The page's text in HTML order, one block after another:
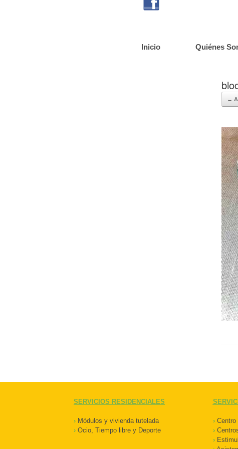
Inicio Quiénes
←
SERVICIOS RESIDENCIALES
› Módulos y vivienda tutelada
› Ocio, Tiempo libre y Deporte
›Centro
›
›